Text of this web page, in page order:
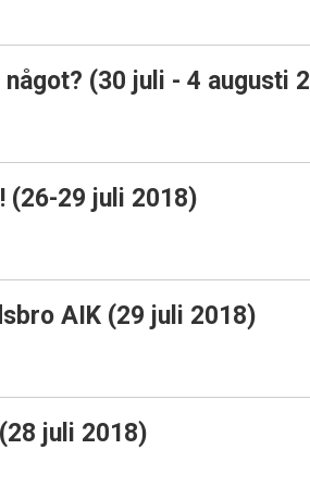
(30 juli - 4 augusti
(26-29 juli 2018)
AIK (29 juli 2018)
juli 2018)